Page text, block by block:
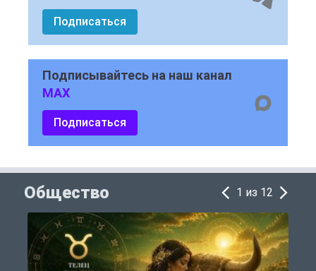
Подписаться
Подписывайтесь на наш канал
MAX
Подписаться
Общество 1 из 12